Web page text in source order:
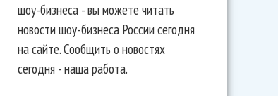
шоу-бизнеса - вы можете читать
новости шоу-бизнеса России сегодня
на сайте. Сообщить о новостях
сегодня - наша работа.